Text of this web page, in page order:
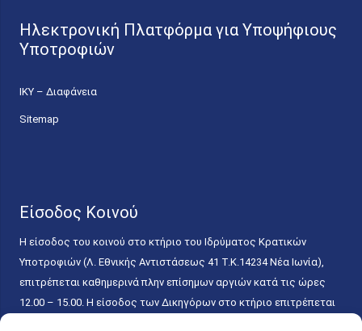
Ηλεκτρονική Πλατφόρμα για Υποψήφιους
Υποτροφιών
ΙΚΥ – Διαφάνεια
Sitemap
Είσοδος Κοινού
Η είσοδος του κοινού στο κτήριο του Ιδρύματος Κρατικών
Υποτροφιών (Λ. Εθνικής Αντιστάσεως 41 T.K.14234 Νέα Ιωνία),
επιτρέπεται καθημερινά πλην επίσημων αργιών κατά τις ώρες
12.00 – 15.00. Η είσοδος των Δικηγόρων στο κτήριο επιτρέπεται